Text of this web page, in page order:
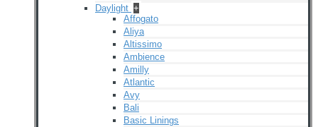
Daylight +
Affogato
Aliya
Altissimo
Ambience
Amilly
Atlantic
Avy
Bali
Basic Linings